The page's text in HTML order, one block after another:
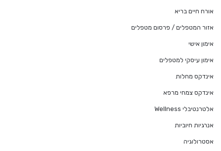
אורח חיים בריא
אזור המטפלים / פרסום מטפלים
אימון אישי
אימון עיסקי למטפלים
אינדקס מחלות
אינדקס צמחי מרפא
אלטרנטיבלי Wellness
אנרגיות חיוביות
אסטרולוגיה